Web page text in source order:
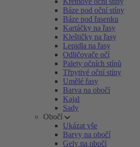
Báze pod oční stíny
Báze pod řasenku
Kartáčky na řasy
Kleštičky na řasy
Lepidla na řasy
Odličovače očí
Palety očních stínů
Třpytivé oční stíny
Umělé řasy
Barva na obočí
Kajal
Sady
Obočí
Ukázat vše
Barvy na obočí
Gely na obočí